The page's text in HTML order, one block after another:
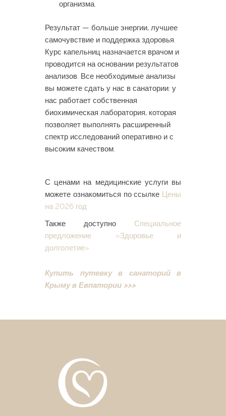
организма.
Результат — больше энергии, лучшее
самочувствие и поддержка здоровья.
Курс капельниц назначается врачом и
проводится на основании результатов
анализов. Все необходимые анализы
вы можете сдать у нас в санатории: у
нас работает собственная
биохимическая лаборатория, которая
позволяет выполнять расширенный
спектр исследований оперативно и с
высоким качеством.
С ценами на медицинские услуги вы
можете ознакомиться по ссылке Цены
на 2026 год
Также доступно Специальное
предложение «Здоровье и
долголетие»
Купить путевку в санаторий в
Крыму в Евпатории >>>